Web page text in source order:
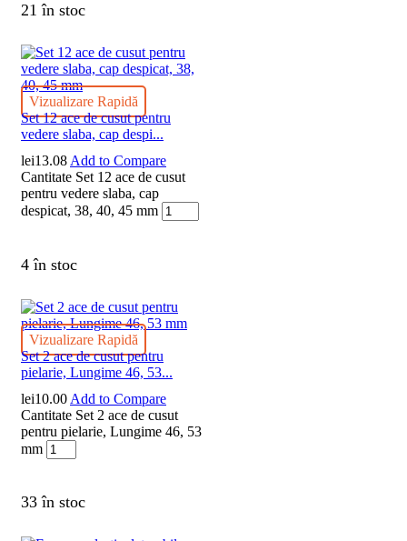
21 în stoc
Vizualizare Rapidă
Set 12 ace de cusut pentru
vedere slaba, cap despi...
lei13.08Add to Compare
Cantitate Set 12 ace de cusut
pentru vedere slaba, cap
despicat, 38, 40, 45 mm
4 în stoc
Vizualizare Rapidă
Set 2 ace de cusut pentru
pielarie, Lungime 46, 53...
lei10.00 Add to Compare
Cantitate Set 2 ace de cusut
pentru pielarie, Lungime 46, 53
mm
33 în stoc